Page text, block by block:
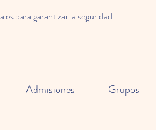
para garantizar la seguridad
Admisiones Grupos